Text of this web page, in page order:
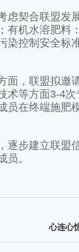
契合联盟发展
有机水溶肥料
染控制安全标
，联盟拟邀请
术等方面3-4
员在终端施肥
步建立联盟
。
心连心